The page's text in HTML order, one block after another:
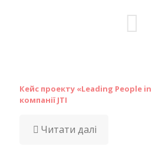
Кейс проекту «Leading People
компанії JTI
Читати далі